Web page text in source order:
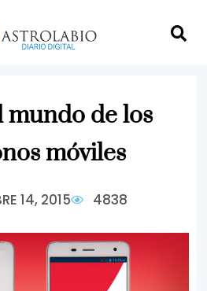
mundo de los
móviles
14, 2015 4838